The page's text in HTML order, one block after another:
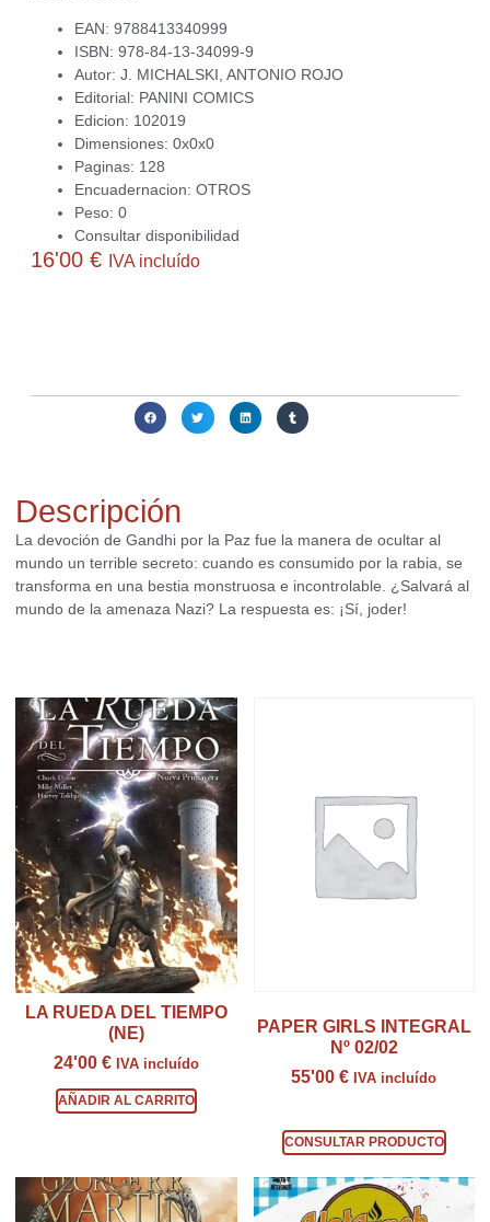
EAN: 9788413340999
ISBN: 978-84-13-34099-9
Autor: J. MICHALSKI, ANTONIO ROJO
Editorial: PANINI COMICS
Edicion: 102019
Dimensiones: 0x0x0
Paginas: 128
Encuadernacion: OTROS
Peso: 0
Consultar disponibilidad
16'00 € IVA incluído
Descripción
La devoción de Gandhi por la Paz fue la manera de ocultar al
mundo un terrible secreto: cuando es consumido por la rabia, se
transforma en una bestia monstruosa e incontrolable. ¿Salvará al
mundo de la amenaza Nazi? La respuesta es: ¡Sí, joder!
LA RUEDA DEL TIEMPO
(NE)
24'00 € IVA incluído
AÑADIR AL CARRITO
PAPER GIRLS INTEGRAL
Nº 02/02
55'00€ IVA incluído
CONSULTAR PRODUCTO